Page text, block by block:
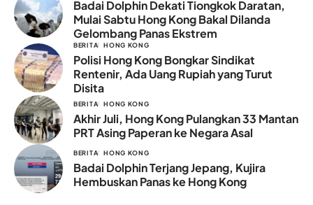
Badai Dolphin Dekati Tiongkok Daratan,
Mulai Sabtu Hong Kong Bakal Dilanda
Gelombang Panas Ekstrem
BERITA HONG KONG
Polisi Hong Kong Bongkar Sindikat
Rentenir, Ada Uang Rupiah yang Turut
Disita
BERITA HONG KONG
Akhir Juli, Hong Kong Pulangkan 33 Mantan
PRT Asing Paperan ke Negara Asal
BERITA HONG KONG
Badai Dolphin Terjang Jepang, Kujira
Hembuskan Panas ke Hong Kong